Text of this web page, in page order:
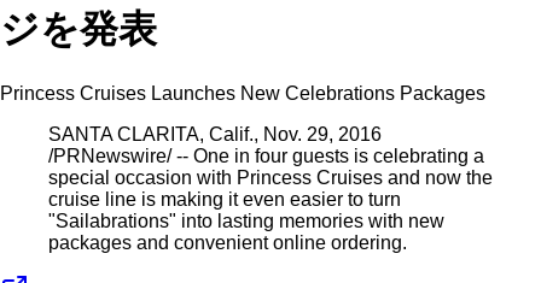
ジを発表
Princess Cruises Launches New Celebrations Packages
SANTA CLARITA, Calif., Nov. 29, 2016
/PRNewswire/ -- One in four guests is celebrating a
special occasion with Princess Cruises and now the
cruise line is making it even easier to turn
"Sailabrations" into lasting memories with new
packages and convenient online ordering.